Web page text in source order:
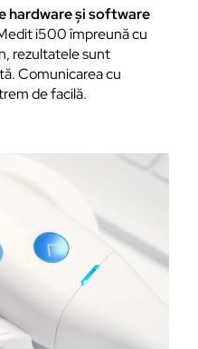
hardware și software
i500 împreună cu
rezultatele sunt
Comunicarea cu
de facilă.